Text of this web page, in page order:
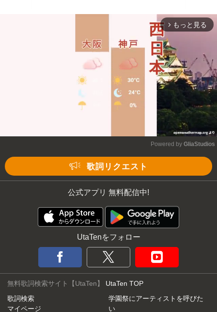
arrow_forward_ios もっと見る
Powered by GliaStudios
歌詞リクエスト
公式アプリ 無料配信中!
UtaTenをフォロー
無料歌詞検索サイト【UtaTen】 UtaTen TOP
歌詞検索
マイページ
学園祭にアーティストを呼びた
い